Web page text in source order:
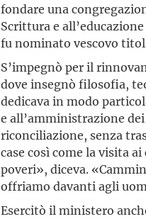
fondare una
Scrittura e
fu nominato vescovo
S’impegnò per il
dove insegnò filosofia,
dedicava in modo
e all’amministrazione
riconciliazione, senza
case così come la visita
poveri», diceva.
offriamo davanti agli
Esercitò il ministero